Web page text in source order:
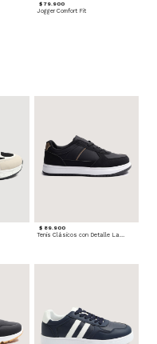
$ 79.900
Jogger Comfort Fit
$ 89.900
Tenis Clásicos con Detalle Lateral